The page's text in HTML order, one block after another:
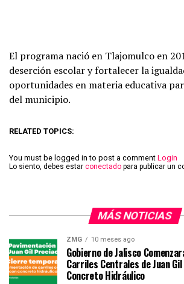
El programa nació en Tlajomulco en
deserción escolar y fortalecer la
oportunidades en materia educativa
del municipio.
RELATED TOPICS:
You must be logged in to post a comment Login
Lo siento, debes estar conectado para publicar un
MÁS NOTICIAS
ZMG 10 meses ago
Gobierno de Jalisco
Carriles Centrales de Juan
Concreto Hidráulico